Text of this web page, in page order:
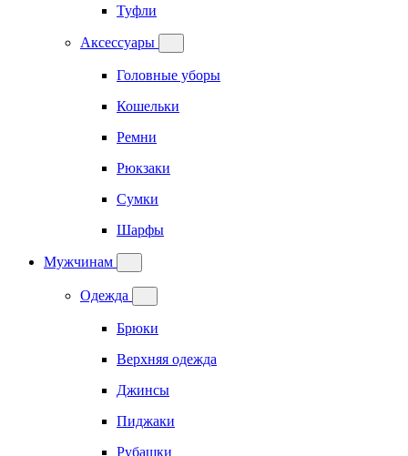
Туфли
Аксессуары
Головные уборы
Кошельки
Ремни
Рюкзаки
Сумки
Шарфы
Мужчинам
Одежда
Брюки
Верхняя одежда
Джинсы
Пиджаки
Рубашки